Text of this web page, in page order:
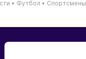
• Футбол • Спортсмены